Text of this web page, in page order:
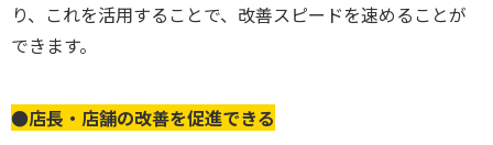
り、これを活用することで、改善スピードを速めることが
できます。
●店長・店舗の改善を促進できる